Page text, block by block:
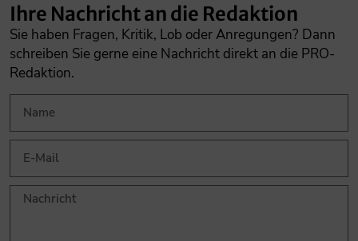
Ihre Nachricht an die Redaktion
Sie haben Fragen, Kritik, Lob oder Anregungen? Dann
schreiben Sie gerne eine Nachricht direkt an die PRO-
Redaktion.